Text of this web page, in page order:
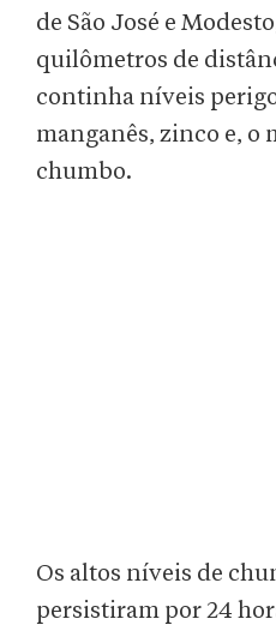
de São José e
quilômetros de
continha níveis
manganês, zinco e, o
chumbo.
Os altos níveis de
persistiram por 24